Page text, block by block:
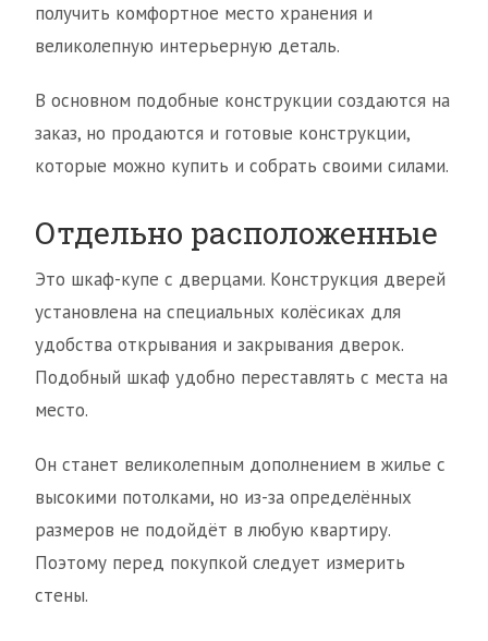
получить комфортное место хранения и
великолепную интерьерную деталь.
В основном подобные конструкции создаются на
заказ, но продаются и готовые конструкции,
которые можно купить и собрать своими силами.
Отдельно расположенные
Это шкаф-купе с дверцами. Конструкция дверей
установлена на специальных колёсиках для
удобства открывания и закрывания дверок.
Подобный шкаф удобно переставлять с места на
место.
Он станет великолепным дополнением в жилье с
высокими потолками, но из-за определённых
размеров не подойдёт в любую квартиру.
Поэтому перед покупкой следует измерить
стены.